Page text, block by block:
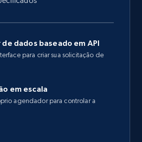
de dados baseado em API
para criar sua solicitação de
em escala
agendador para controlar a